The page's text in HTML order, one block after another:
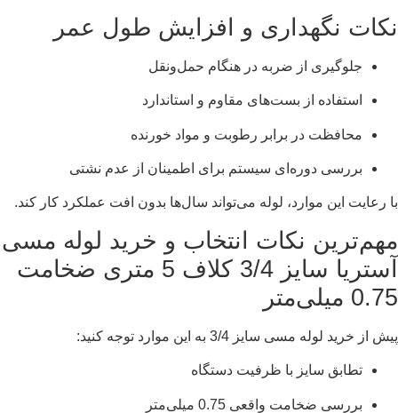
نکات نگهداری و افزایش طول عمر
جلوگیری از ضربه در هنگام حمل‌ونقل
استفاده از بست‌های مقاوم و استاندارد
محافظت در برابر رطوبت و مواد خورنده
بررسی دوره‌ای سیستم برای اطمینان از عدم نشتی
با رعایت این موارد، لوله می‌تواند سال‌ها بدون افت عملکرد کار کند.
مهم‌ترین نکات انتخاب و خرید لوله مسی
آستریا سایز 3/4 کلاف 5 متری ضخامت
0.75 میلی‌متر
پیش از خرید لوله مسی سایز 3/4 به این موارد توجه کنید:
تطابق سایز با ظرفیت دستگاه
بررسی ضخامت واقعی 0.75 میلی‌متر